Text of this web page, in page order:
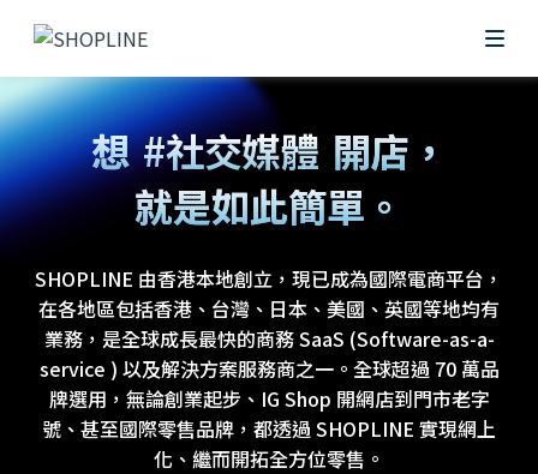
想
#網上
#社交媒體
#零售POS
開店，
就是如此簡單。
SHOPLINE 由香港本地創立，現已成為國際電商平台，
在各地區包括香港、台灣、日本、美國、英國等地均有
業務，是全球成長最快的商務 SaaS (Software-as-a-
service ) 以及解決方案服務商之一。全球超過 70 萬品
牌選用，無論創業起步、IG Shop 開網店到門市老字
號、甚至國際零售品牌，都透過 SHOPLINE 實現網上
化、繼而開拓全方位零售。